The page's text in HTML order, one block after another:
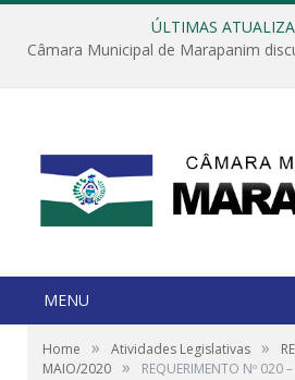
ÚLTIMAS
MENU
Home » Atividades Legislativas »
MAIO/2020 » REQUERIMENTO Nº 020 –